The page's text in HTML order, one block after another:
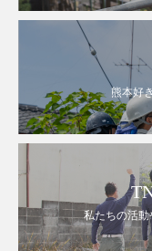
熊本好
私たちの活動